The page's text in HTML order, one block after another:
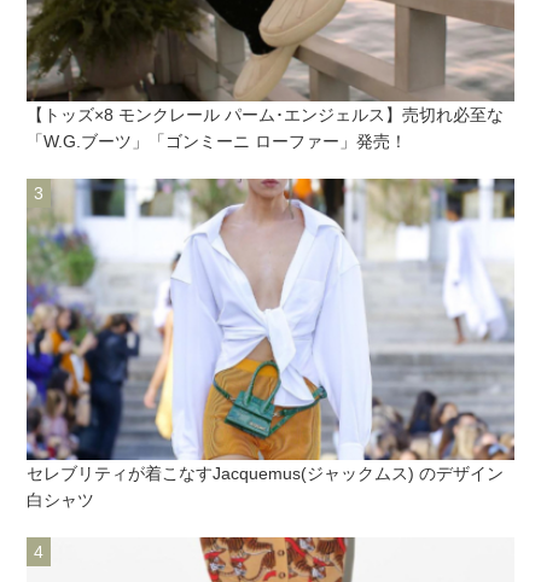
【トッズ×8 モンクレール パーム･エンジェルス】売切れ必至な
「W.G.ブーツ」「ゴンミーニ ローファー」発売！
セレブリティが着こなすJacquemus(ジャックムス) のデザイン
白シャツ